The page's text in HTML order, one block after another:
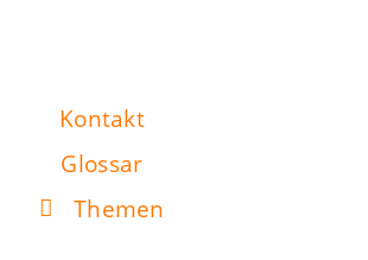
Kontakt
Glossar
Themen